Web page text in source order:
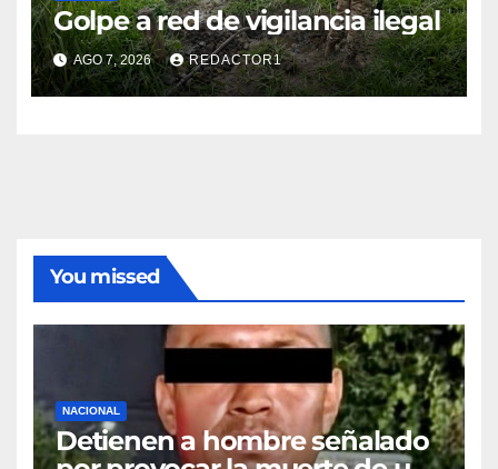
Golpe a red de vigilancia ilegal
AGO 7, 2026 REDACTOR1
You missed
NACIONAL
Detienen a hombre señalado